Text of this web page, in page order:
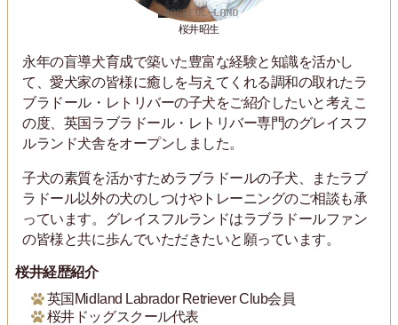
桜井昭生
永年の盲導犬育成で築いた豊富な経験と知識を活かし
て、愛犬家の皆様に癒しを与えてくれる調和の取れたラ
ブラドール・レトリバーの子犬をご紹介したいと考えこ
の度、英国ラブラドール・レトリバー専門のグレイスフ
ルランド犬舎をオープンしました。
子犬の素質を活かすためラブラドールの子犬、またラブ
ラドール以外の犬のしつけやトレーニングのご相談も承
っています。グレイスフルランドはラブラドールファン
の皆様と共に歩んでいただきたいと願っています。
桜井経歴紹介
英国Midland Labrador Retriever Club会員
桜井ドッグスクール代表